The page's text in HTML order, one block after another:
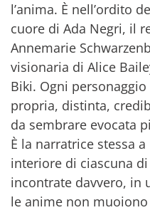
l’anima. È nell’ordito
cuore di Ada Negri, il
Annemarie
visionaria di Alice
Biki. Ogni
propria, distinta,
da sembrare evocata
È la narratrice stessa
interiore di ciascuna
incontrate davvero, in
le anime non